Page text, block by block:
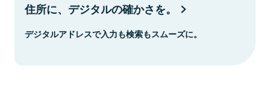
住所に、デジタルの確かさを。
デジタルアドレスで入力も検索もスムーズに。